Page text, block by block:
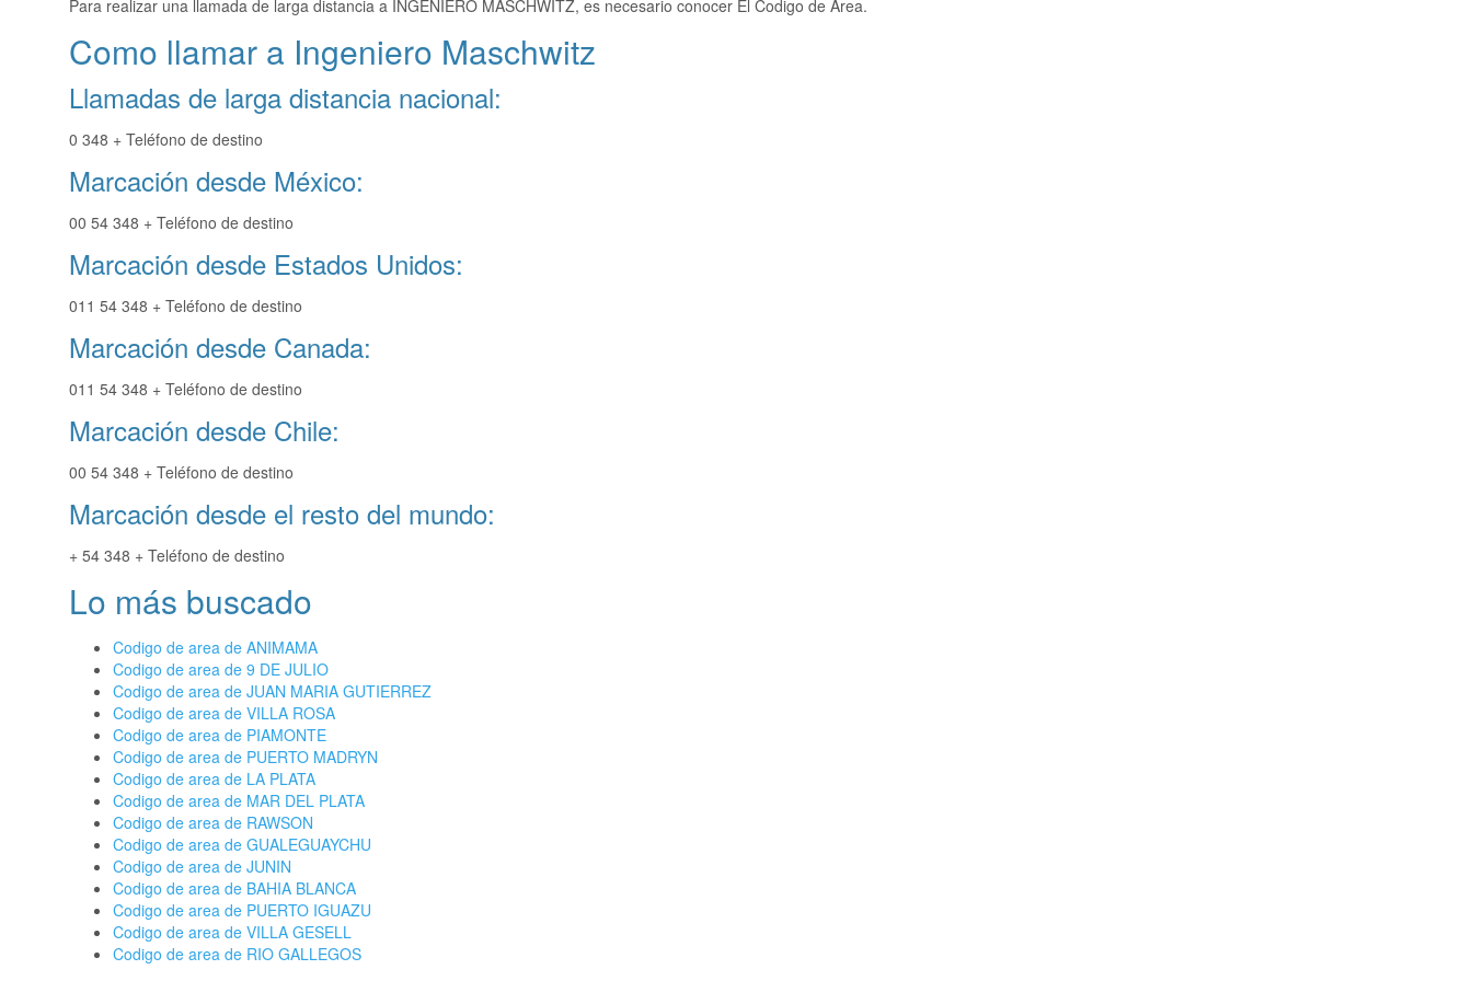
Para realizar una llamada de larga distancia a INGENIERO MASCHWITZ, es necesario conocer El Codigo de Area.
Como llamar a Ingeniero Maschwitz
Llamadas de larga distancia nacional:
0 348 + Teléfono de destino
Marcación desde México:
00 54 348 + Teléfono de destino
Marcación desde Estados Unidos:
011 54 348 + Teléfono de destino
Marcación desde Canada:
011 54 348 + Teléfono de destino
Marcación desde Chile:
00 54 348 + Teléfono de destino
Marcación desde el resto del mundo:
+ 54 348 + Teléfono de destino
Lo más buscado
Codigo de area de ANIMAMA
Codigo de area de 9 DE JULIO
Codigo de area de JUAN MARIA GUTIERREZ
Codigo de area de VILLA ROSA
Codigo de area de PIAMONTE
Codigo de area de PUERTO MADRYN
Codigo de area de LA PLATA
Codigo de area de MAR DEL PLATA
Codigo de area de RAWSON
Codigo de area de GUALEGUAYCHU
Codigo de area de JUNIN
Codigo de area de BAHIA BLANCA
Codigo de area de PUERTO IGUAZU
Codigo de area de VILLA GESELL
Codigo de area de RIO GALLEGOS